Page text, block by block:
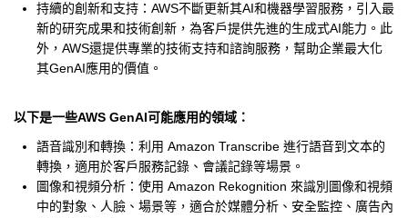
持續的創新和支持：AWS不斷更新其AI和機器學習服務，引入最
新的研究成果和技術創新，為客戶提供先進的生成式AI能力。此
外，AWS還提供專業的技術支持和諮詢服務，幫助企業最大化
其GenAI應用的價值。
以下是一些AWS GenAI可能應用的領域：
語音識別和轉換：利用 Amazon Transcribe 進行語音到文本的
轉換，適用於客戶服務記錄、會議記錄等場景。
圖像和視頻分析：使用 Amazon Rekognition 來識別圖像和視頻
中的對象、人臉、場景等，適合於媒體分析、安全監控、廣告內